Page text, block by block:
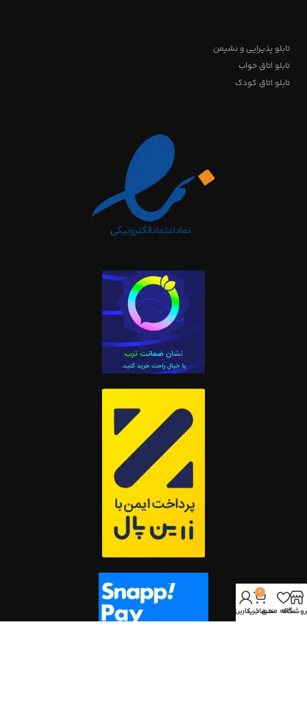
تابلو پذیرایی و نشیمن
تابلو اتاق خواب
تابلو اتاق کودک
علاقه مندی
0
سبد خرید
حساب کاربری من